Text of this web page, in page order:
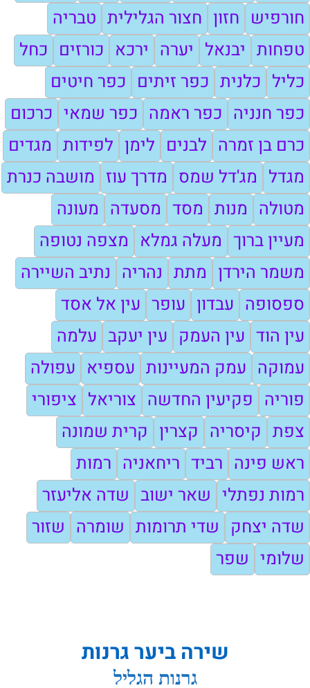
חורפיש חזון חצור הגלילית טבריה
טפחות יבנאל יערה ירכא כורזים כחל
כליל כלנית כפר זיתים כפר חיטים
כפר חנניה כפר ראמה כפר שמאי כרכום
כרם בן זמרה לבנים לימן לפידות מגדים
מגדל מג'דל שמס מדרך עוז מושבה כנרת
מטולה מנות מסד מסעדה מעונה
מעיין ברוך מעלה גמלא מצפה נטופה
משמר הירדן מתת נהריה נתיב השיירה
ספסופה עבדון עופר עין אל אסד
עין הוד עין העמק עין יעקב עלמה
עמוקה עמק המעיינות עספיא עפולה
פוריה פקיעין החדשה צוריאל ציפורי
צפת קיסריה קצרין קרית שמונה
ראש פינה רביד ריחאניה רמות
רמות נפתלי שאר ישוב שדה אליעזר
שדה יצחק שדי תרומות שומרה שזור
שלומי שפר
שירה ביער גרנות
גרנות הגליל